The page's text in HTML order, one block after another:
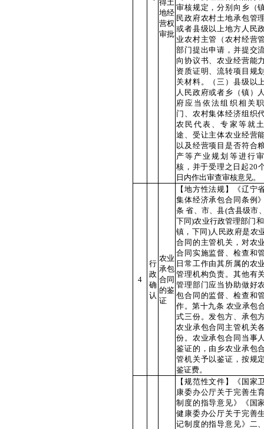
得土
地经
营权
审批
审核规定，分别向乡（
民政府农村土地承包管
或者县级以上地方人民
业农村主管（农村经营
部门提出申请，并提交
向协议书、农业经营能
资质证明、流转项目规
关材料。（三）县级以
人民政府或者乡（镇）
府应当依法组织相关
门、农村集体经济组织
农民代表、专家等就
途、受让主体农业经营
以及经营项目是否符合
产等产业规划等进行
核，并于受理之日起20
日内作出审查审核意见。
4
行
政
确
认
农业
承包
合同
的鉴
证
【地方性法规】《辽宁
集体经济承包合同条例
条 省、市、县(含县级市
下同)农业行政管理部门
镇，下同)人民政府是农
合同的主管机关，对农
合同实施监督、检查和
日常工作由其所属的农
管理机构负责。其他有
管理部门应当协助做好
包合同的监督、检查和
作。第十九条 农业承包
式三份。发包方、承包
农业承包合同主管机关
份。农业承包合同当事
鉴证的，由乡农业承包
管机关予以鉴证，按规
鉴证费。
【规范性文件】《国家
康委办公厅关于完善生
制度的指导意见》《国
健康委办公厅关于完善
记制度的指导意见》二